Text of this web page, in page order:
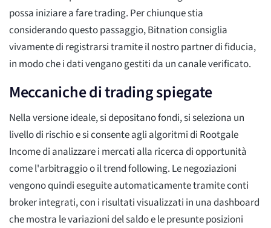
possa iniziare a fare trading. Per chiunque stia
considerando questo passaggio, Bitnation consiglia
vivamente di registrarsi tramite il nostro partner di fiducia,
in modo che i dati vengano gestiti da un canale verificato.
Meccaniche di trading spiegate
Nella versione ideale, si depositano fondi, si seleziona un
livello di rischio e si consente agli algoritmi di Rootgale
Income di analizzare i mercati alla ricerca di opportunità
come l'arbitraggio o il trend following. Le negoziazioni
vengono quindi eseguite automaticamente tramite conti
broker integrati, con i risultati visualizzati in una dashboard
che mostra le variazioni del saldo e le presunte posizioni